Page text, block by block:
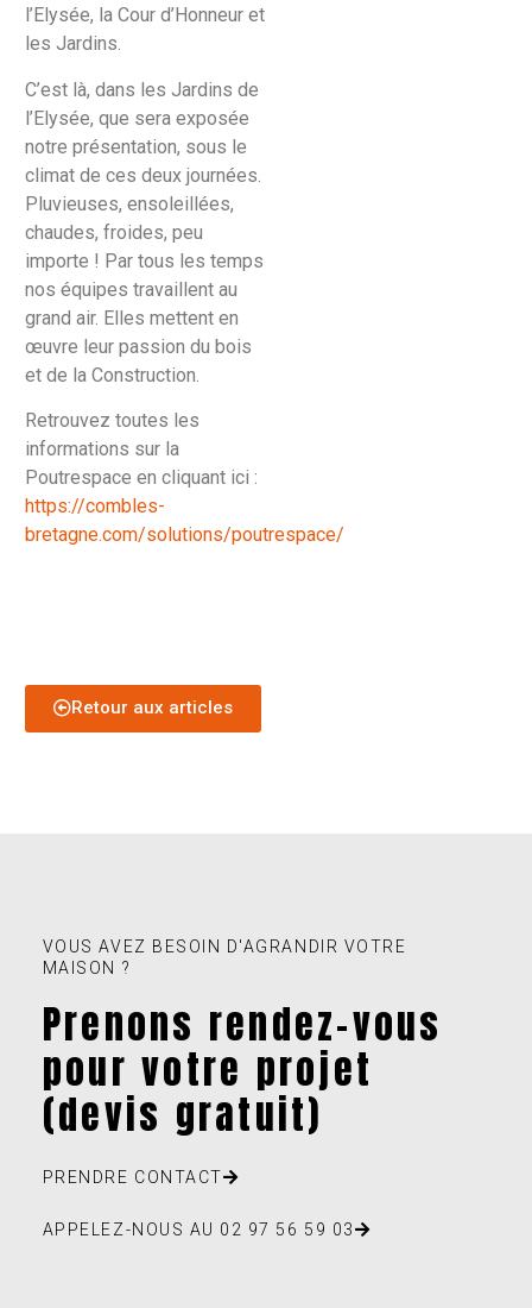
l’Elysée, la Cour d’Honneur et
les Jardins.
C’est là, dans les Jardins de
l’Elysée, que sera exposée
notre présentation, sous le
climat de ces deux journées.
Pluvieuses, ensoleillées,
chaudes, froides, peu
importe ! Par tous les temps
nos équipes travaillent au
grand air. Elles mettent en
œuvre leur passion du bois
et de la Construction.
Retrouvez toutes les
informations sur la
Poutrespace en cliquant ici :
https://combles-
bretagne.com/solutions/poutrespace/
Retour aux articles
VOUS AVEZ BESOIN D'AGRANDIR VOTRE
MAISON ?
Prenons rendez-vous
pour votre projet
(devis gratuit)
PRENDRE CONTACT
APPELEZ-NOUS AU 02 97 56 59 03